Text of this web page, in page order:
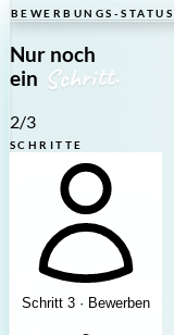
BEWERBUNGS-STATUS
Nur noch
ein Schritt.
2/3
SCHRITTE
Schritt 3 · Bewerben